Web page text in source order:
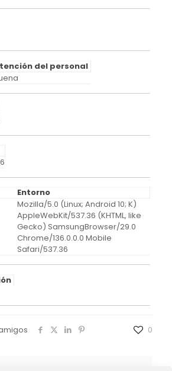
del personal
Entorno
Mozilla/5.0 (Linux; Android 10; K)
AppleWebKit/537.36 (KHTML, like
Gecko) SamsungBrowser/29.0
Chrome/136.0.0.0 Mobile
Safari/537.36
0